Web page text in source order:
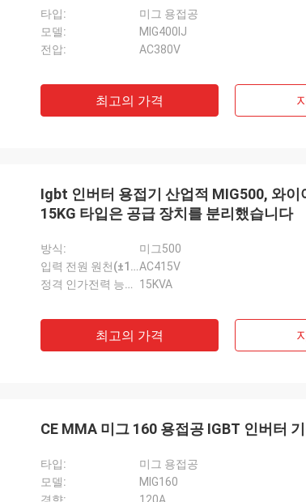
타입:
미그 용접공
모델:
MIG400IJ
전압:
AC380V
최고의 가격
Igbt 인버터 용접기 산업적 MIG500, 와
15KG 타입은 공급 장치를 분리했습니다
방식:
미그500
입력 전원 원천(±15% 50/60HZ):AC415V
정격 인가전력 능력 (KVA):
15KVA
최고의 가격
CE MMA 미그 160 용접공 IGBT 인버터
타입:
미그 용접공
모델:
MIG160